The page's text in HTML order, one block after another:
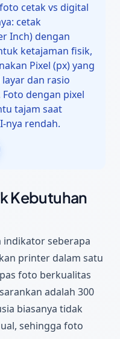
cetak vs digital
cetak
Inch) dengan
ketajaman fisik,
Pixel (px) yang
dan rasio
Foto dengan pixel
tajam saat
nya rendah.
Kebutuhan
indikator seberapa
printer dalam satu
foto berkualitas
adalah 300
biasanya tidak
sehingga foto